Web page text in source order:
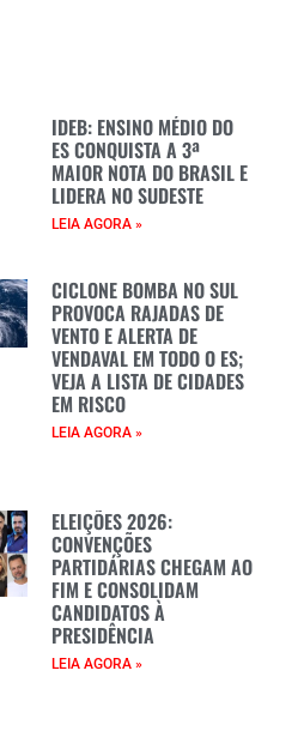
IDEB: ENSINO MÉDIO DO
ES CONQUISTA A 3ª
MAIOR NOTA DO BRASIL E
LIDERA NO SUDESTE
LEIA AGORA »
CICLONE BOMBA NO SUL
PROVOCA RAJADAS DE
VENTO E ALERTA DE
VENDAVAL EM TODO O ES;
VEJA A LISTA DE CIDADES
EM RISCO
LEIA AGORA »
ELEIÇÕES 2026:
CONVENÇÕES
PARTIDÁRIAS CHEGAM AO
FIM E CONSOLIDAM
CANDIDATOS À
PRESIDÊNCIA
LEIA AGORA »